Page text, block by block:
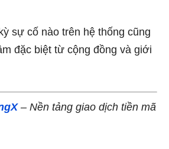
sự cố nào trên hệ thống cũng
đặc biệt từ cộng đồng và giới
– Nền tảng giao dịch tiền mã